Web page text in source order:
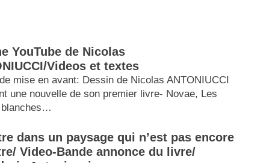
YouTube de Nicolas
Videos et textes
mise en avant: Dessin de Nicolas ANTONIUCCI
une nouvelle de son premier livre- Novae, Les
blanches…
dans un paysage qui n’est pas encore
Video-Bande annonce du livre/